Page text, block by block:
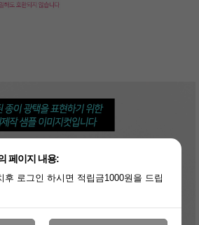
페이지 내용:
후 로그인 하시면 적립금1000원을 드립